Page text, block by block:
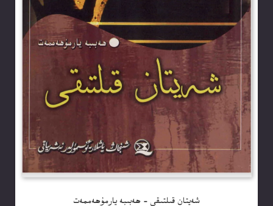
شەيتان قىلتىقى – ھەبىبە يارمۇھەممەت